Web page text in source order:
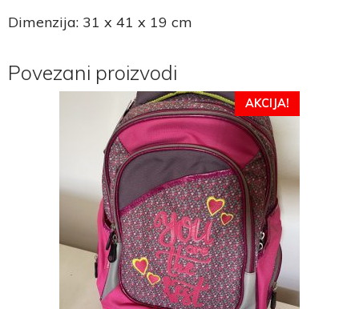
Dimenzija: 31 x 41 x 19 cm
Povezani proizvodi
AKCIJA!